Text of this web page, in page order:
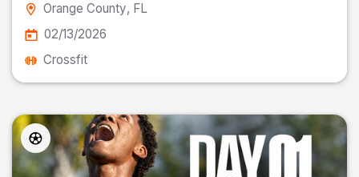
Orange County, FL
02/13/2026
Crossfit